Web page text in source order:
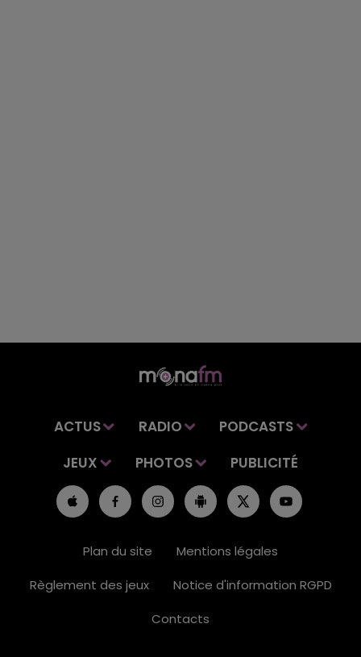
ACTUS RADIO
PODCASTS
JEUX
PHOTOS PUBLICITÉ
Plan du site
Mentions légales
Règlement des jeux
Notice d'information RGPD
Contacts